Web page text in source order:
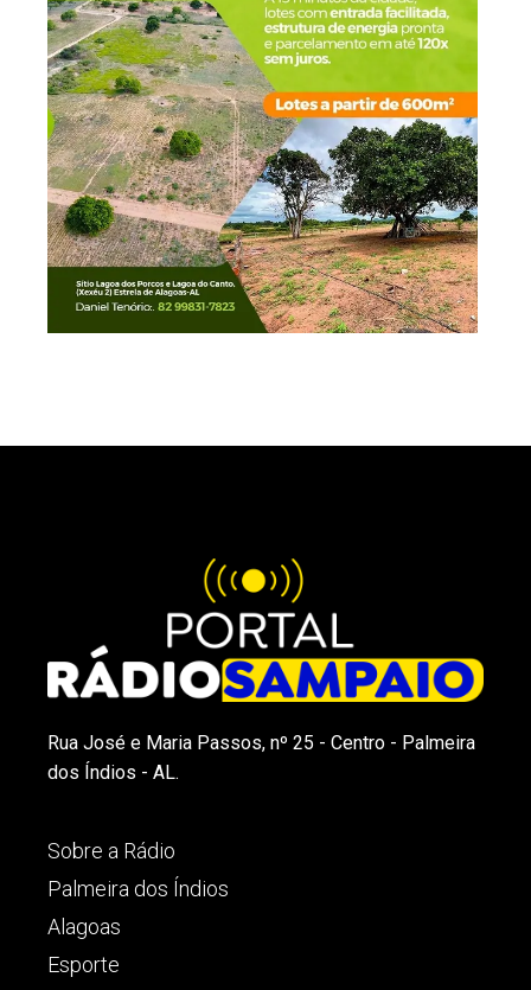
Rua José e Maria Passos, nº 25 - Centro - Palmeira
dos Índios - AL.
Sobre a Rádio
Palmeira dos Índios
Alagoas
Esporte